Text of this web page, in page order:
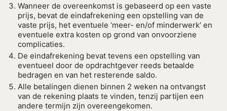
Wanneer de overeenkomst is gebaseerd op een vaste
prijs, bevat de eindafrekening een opstelling van de
vaste prijs, het eventuele ‘meer- en/of minderwerk’ en
eventuele extra kosten op grond van onvoorziene
complicaties.
De eindafrekening bevat tevens een opstelling van
eventueel door de opdrachtgever reeds betaalde
bedragen en van het resterende saldo.
Alle betalingen dienen binnen 2 weken na ontvangst
van de rekening plaats te vinden, tenzij partijen een
andere termijn zijn overeengekomen.